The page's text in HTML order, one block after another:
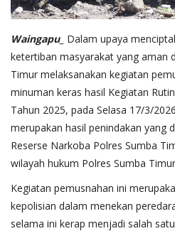
Waingapu_ Dalam upaya
ketertiban masyarakat yang aman
Timur melaksanakan kegiatan
minuman keras hasil Kegiatan
Tahun 2025, pada Selasa 17/3/
merupakan hasil penindakan yang
Reserse Narkoba Polres Sumba
wilayah hukum Polres Sumba
Kegiatan pemusnahan ini
kepolisian dalam menekan
selama ini kerap menjadi salah